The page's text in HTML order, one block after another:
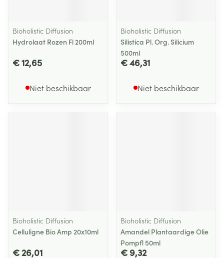
Bioholistic Diffusion
Hydrolaat Rozen Fl 200ml
€ 12,65
Niet beschikbaar
Bioholistic Diffusion
Silistica Pl. Org. Silicium
500ml
€ 46,31
Niet beschikbaar
Bioholistic Diffusion
Celluligne Bio Amp 20x10ml
€ 26,01
Bioholistic Diffusion
Amandel Plantaardige Olie
Pompfl 50ml
€ 9,32